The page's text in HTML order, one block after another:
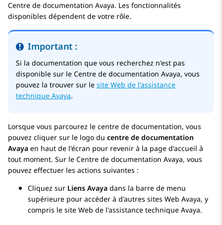
Centre de documentation Avaya. Les fonctionnalités
disponibles dépendent de votre rôle.
Important :
Si la documentation que vous recherchez n'est pas
disponible sur le Centre de documentation Avaya, vous
pouvez la trouver sur le site Web de l'assistance
technique Avaya.
Lorsque vous parcourez le centre de documentation, vous
pouvez cliquer sur le logo du centre de documentation
Avaya en haut de l'écran pour revenir à la page d'accueil à
tout moment. Sur le Centre de documentation Avaya, vous
pouvez effectuer les actions suivantes :
Cliquez sur Liens Avaya dans la barre de menu
supérieure pour accéder à d'autres sites Web Avaya, y
compris le site Web de l'assistance technique Avaya.